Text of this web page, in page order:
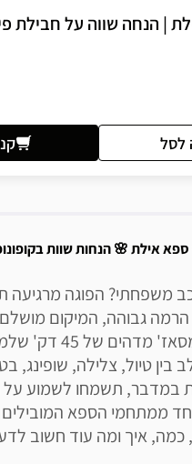
| הנחה שווה על חבילת
לסל
אילת 🌸 הנחות שוות
משפחתי? הפוגה
גבוהה, המיקום מושלם,
של 45 דק' שלמות.
טיול, צלילה, שופינג,
במדבר, תשמחו לשמוע על
ממתחמי הספא המובילים
כמה, איך ומה עוד חשוב